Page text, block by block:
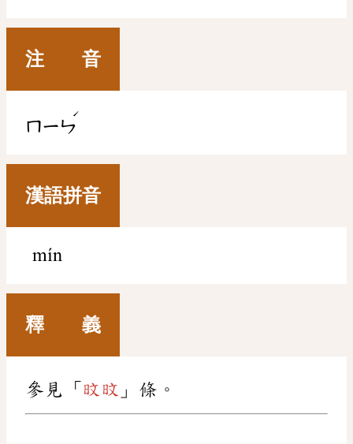
注 音
ㄇㄧㄣ
ˊ
漢語拼音
mín
釋 義
參見「 旼 旼 」條。